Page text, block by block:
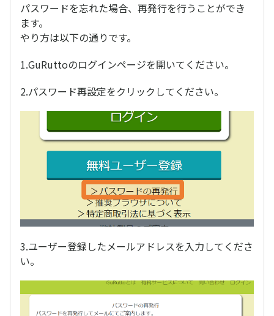
パスワードを忘れた場合、再発行を行うことができ
ます。
やり方は以下の通りです。
1.GuRuttoのログインページを開いてください。
2.パスワード再設定をクリックしてください。
3.ユーザー登録したメールアドレスを入力してくださ
い。